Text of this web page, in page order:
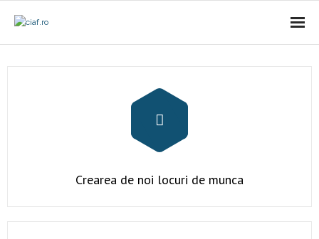
Crearea de noi locuri de munca